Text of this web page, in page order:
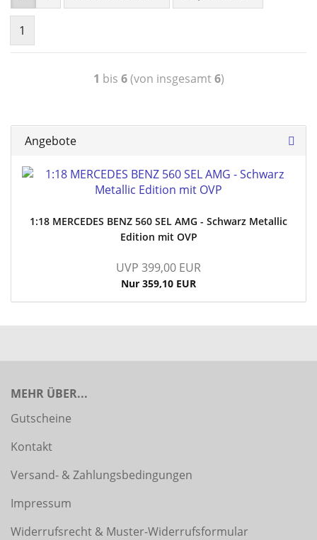
1
1 bis 6(von insgesamt6)
Angebote
1:18 MERCEDES BENZ 560 SEL AMG - Schwarz Metallic
Edition mit OVP
UVP 399,00 EUR
Nur 359,10 EUR
MEHR ÜBER...
Gutscheine
Kontakt
Versand- & Zahlungsbedingungen
Impressum
Widerrufsrecht & Muster-Widerrufsformular